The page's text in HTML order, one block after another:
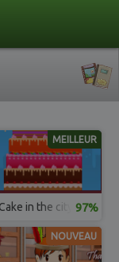
biscuits chocolat
MEILLEUR
Cake in the city 97%
NOUVEAU